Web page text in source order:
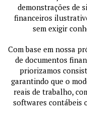
demonstrações de
financeiros
sem exigir
Com base em nossa
de documentos
priorizamos
garantindo que o
reais de trabalho,
softwares contábeis